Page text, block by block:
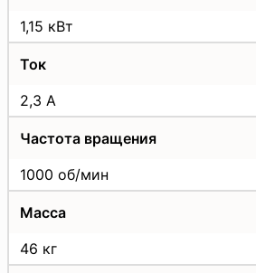
1,15 кВт
Ток
2,3 А
Частота вращения
1000 об/мин
Масса
46 кг